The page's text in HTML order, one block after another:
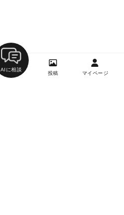
AIに相談
投稿 マイページ